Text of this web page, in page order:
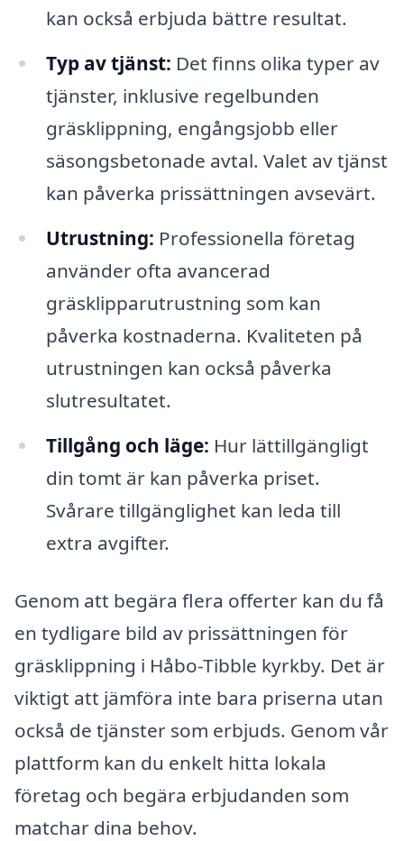
kan också erbjuda bättre resultat.
Typ av tjänst: Det finns olika typer av
tjänster, inklusive regelbunden
gräsklippning, engångsjobb eller
säsongsbetonade avtal. Valet av tjänst
kan påverka prissättningen avsevärt.
Utrustning: Professionella företag
använder ofta avancerad
gräsklipparutrustning som kan
påverka kostnaderna. Kvaliteten på
utrustningen kan också påverka
slutresultatet.
Tillgång och läge: Hur lättillgängligt
din tomt är kan påverka priset.
Svårare tillgänglighet kan leda till
extra avgifter.
Genom att begära flera offerter kan du få
en tydligare bild av prissättningen för
gräsklippning i Håbo-Tibble kyrkby. Det är
viktigt att jämföra inte bara priserna utan
också de tjänster som erbjuds. Genom vår
plattform kan du enkelt hitta lokala
företag och begära erbjudanden som
matchar dina behov.